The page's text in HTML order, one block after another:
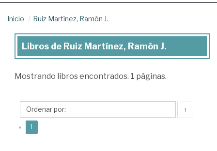
Inicio Ruiz Martínez, Ramón J.
Libros
Ruiz
Ramón
J.
Libros de Ruiz Martínez, Ramón J.
Mostrando libros encontrados. 1 páginas.
↑
« 1